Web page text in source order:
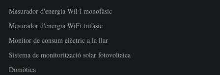
Mesurador d'energia WiFi monofàsic
Mesurador d'energia WiFi trifàsic
Monitor de consum elèctric a la llar
Sistema de monitorització solar fotovoltaica
Domòtica